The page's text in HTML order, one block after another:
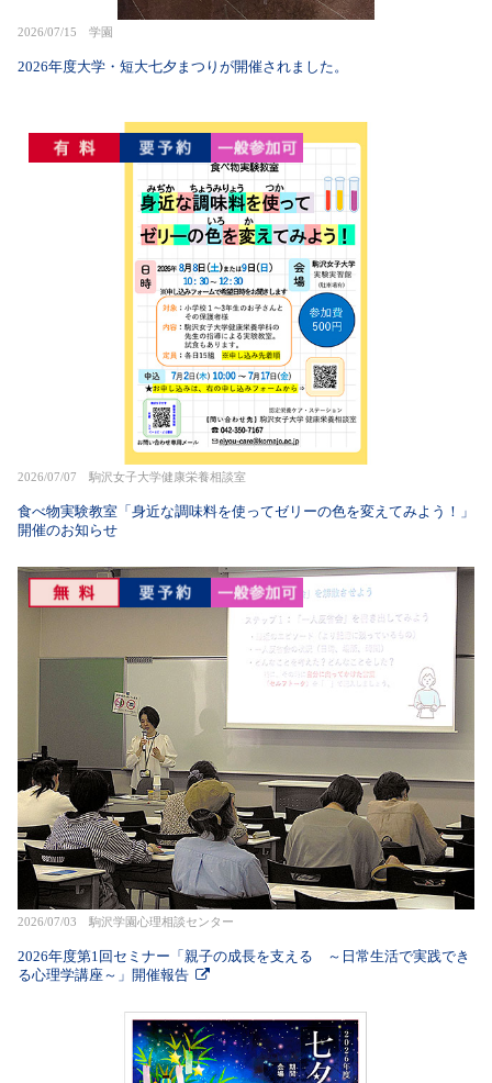
2026/07/15 学園
2026年度大学・短大七夕まつりが開催されました。
2026/07/07 駒沢女子大学健康栄養相談室
食べ物実験教室「身近な調味料を使ってゼリーの色を変えてみよう！」
開催のお知らせ
2026/07/03 駒沢学園心理相談センター
2026年度第1回セミナー「親子の成長を支える ～日常生活で実践でき
る心理学講座～」開催報告